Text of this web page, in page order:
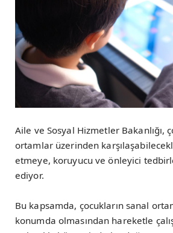
Aile ve Sosyal Hizmetler Bakanlığı,
ortamlar üzerinden
etmeye, koruyucu ve önleyici
ediyor.
Bu kapsamda, çocukların sanal
konumda olmasından hareketle